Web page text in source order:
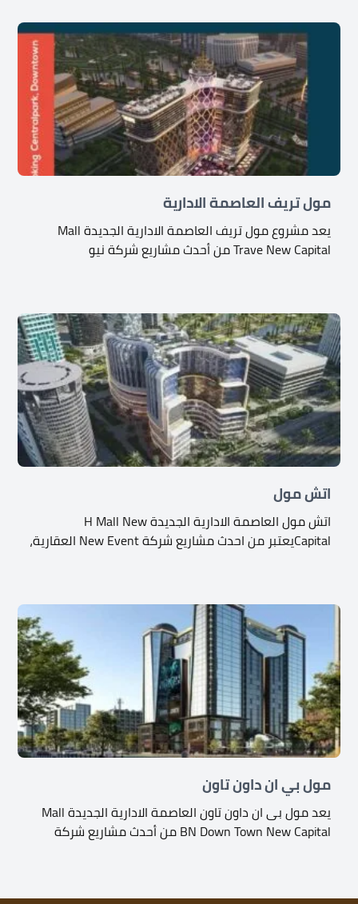
مول تريف العاصمة الادارية
يعد مشروع مول تريف العاصمة الادارية الجديدة Mall
Trave New Capital من أحدث مشاريع شركة نيو
اتش مول
اتش مول العاصمة الادارية الجديدة H Mall New
Capitalيعتبر من احدث مشاريع شركة New Event العقارية،
مول بي ان داون تاون
يعد مول بى ان داون تاون العاصمة الادارية الجديدة Mall
BN Down Town New Capital من أحدث مشاريع شركة